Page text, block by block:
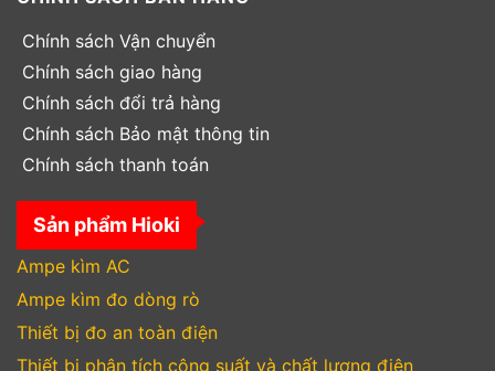
Chính sách Vận chuyển
Chính sách giao hàng
Chính sách đổi trả hàng
Chính sách Bảo mật thông tin
Chính sách thanh toán
Sản phẩm Hioki
Ampe kìm AC
Ampe kìm đo dòng rò
Thiết bị đo an toàn điện
Thiết bị phân tích công suất và chất lượng điện